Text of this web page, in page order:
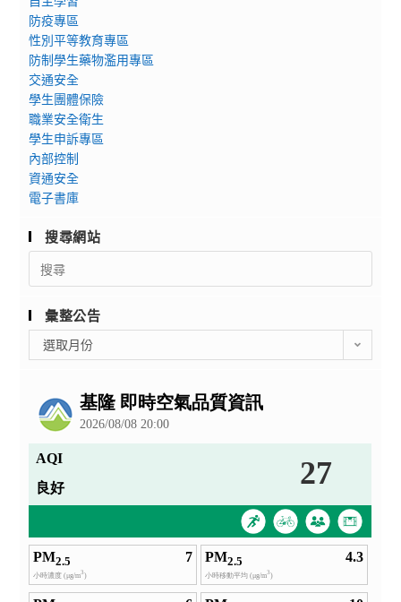
防疫專區
性別平等教育專區
防制學生藥物濫用專區
交通安全
學生團體保險
職業安全衛生
學生申訴專區
內部控制
資通安全
電子書庫
搜尋網站
Search
for:
彙整公告
整
選取月份